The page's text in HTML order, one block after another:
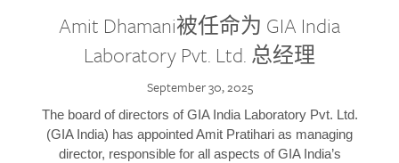
Amit Dhamani被任命为 GIA India
Laboratory Pvt. Ltd. 总经理
September 30, 2025
The board of directors of GIA India Laboratory Pvt. Ltd.
(GIA India) has appointed Amit Pratihari as managing
director, responsible for all aspects of GIA India’s